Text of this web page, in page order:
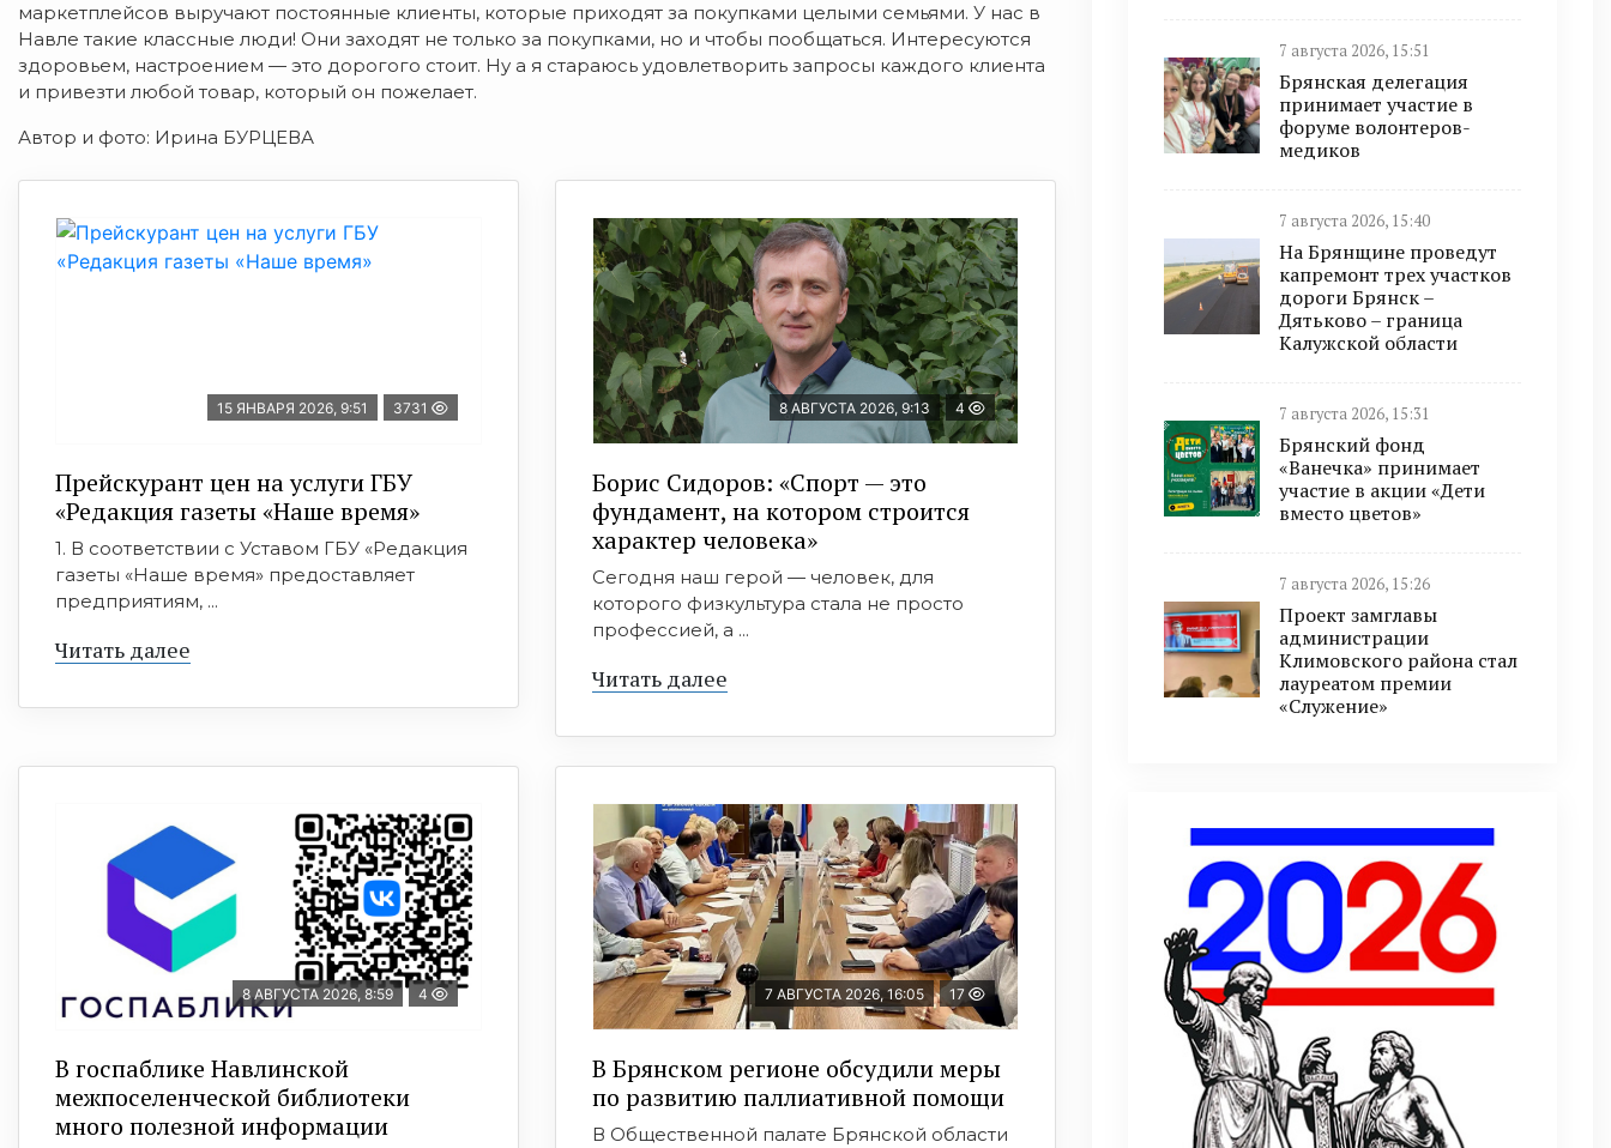
маркетплейсов выручают постоянные клиенты, которые приходят за покупками целыми семьями. У нас в
Навле такие классные люди! Они заходят не только за покупками, но и чтобы пообщаться. Интересуются
здоровьем, настроением — это дорогого стоит. Ну а я стараюсь удовлетворить запросы каждого клиента
и привезти любой товар, который он пожелает.
Автор и фото: Ирина БУРЦЕВА
15 ЯНВАРЯ 2026, 9:51 3731
Прейскурант цен на услуги ГБУ
«Редакция газеты «Наше время»
1. В соответствии с Уставом ГБУ «Редакция
газеты «Наше время» предоставляет
предприятиям, ...
Читать далее
8 АВГУСТА 2026, 9:13 4
Борис Сидоров: «Спорт — это
фундамент, на котором строится
характер человека»
Сегодня наш герой — человек, для
которого физкультура стала не просто
профессией, а ...
Читать далее
8 АВГУСТА 2026, 8:59 4
В госпаблике Навлинской
межпоселенческой библиотеки
много полезной информации
7 АВГУСТА 2026, 16:05 17
В Брянском регионе обсудили меры
по развитию паллиативной помощи
В Общественной палате Брянской области
7 августа 2026, 15:51
Брянская делегация
принимает участие в
форуме волонтеров-
медиков
7 августа 2026, 15:40
На Брянщине проведут
капремонт трех участков
дороги Брянск –
Дятьково – граница
Калужской области
7 августа 2026, 15:31
Брянский фонд
«Ванечка» принимает
участие в акции «Дети
вместо цветов»
7 августа 2026, 15:26
Проект замглавы
администрации
Климовского района стал
лауреатом премии
«Служение»